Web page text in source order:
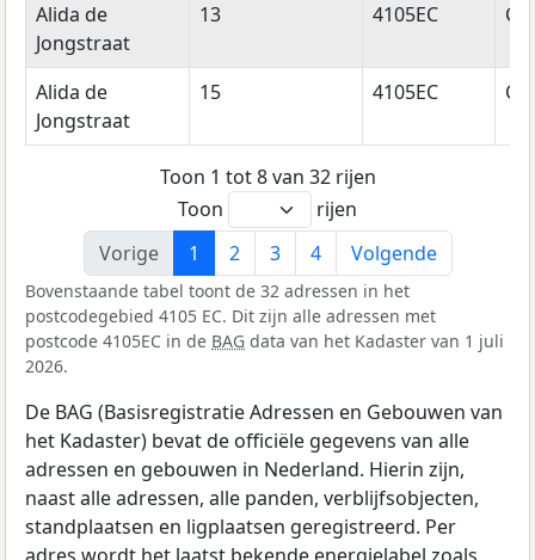
Alida de
Jongstraat
13 4105EC
Alida de
Jongstraat
15 4105EC
Toon 1 tot 8 van 32 rijen
Toon
rijen
Vorige
1 2 3 4 Volgende
Bovenstaande tabel toont de 32 adressen in het
postcodegebied 4105 EC. Dit zijn alle adressen met
postcode 4105EC in de BAG data van het Kadaster van 1 juli
2026.
De BAG (Basisregistratie Adressen en Gebouwen van
het Kadaster) bevat de officiële gegevens van alle
adressen en gebouwen in Nederland. Hierin zijn,
naast alle adressen, alle panden, verblijfsobjecten,
standplaatsen en ligplaatsen geregistreerd. Per